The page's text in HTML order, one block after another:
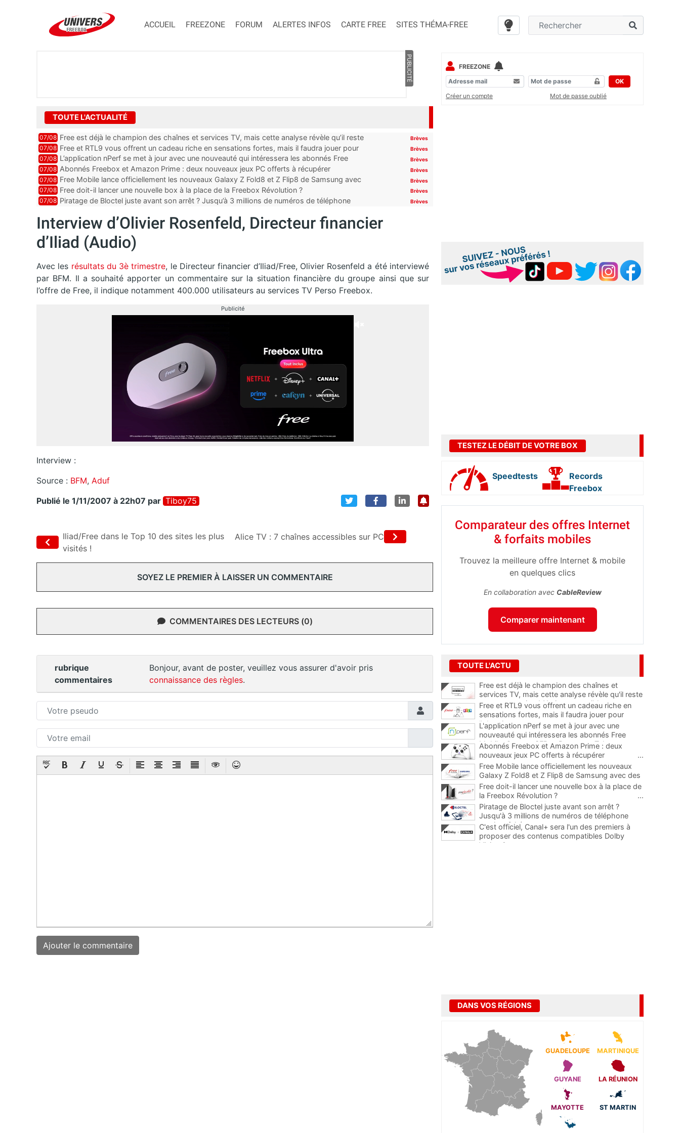
ACCUEIL FREEZONE FORUM ALERTES INFOS CARTE FREE SITES THÉMA-FREE
PUBLICITÉ
TOUTE L'ACTUALITÉ
07/08 Free est déjà le champion des chaînes et services TV, mais cette analyse révèle qu’il reste
encore au moin...
Brèves
07/08 Free et RTL9 vous offrent un cadeau riche en sensations fortes, mais il faudra jouer pour
l’obtenir
Brèves
07/08 L’application nPerf se met à jour avec une nouveauté qui intéressera les abonnés Free
Mobile, Orange, SFR ...
Brèves
07/08 Abonnés Freebox et Amazon Prime : deux nouveaux jeux PC offerts à récupérer Brèves
07/08 Free Mobile lance officiellement les nouveaux Galaxy Z Fold8 et Z Flip8 de Samsung avec
des promos et des cadeaux
Brèves
07/08 Free doit-il lancer une nouvelle box à la place de la Freebox Révolution ? Brèves
07/08 Piratage de Bloctel juste avant son arrêt ? Jusqu’à 3 millions de numéros de téléphone
Brèves
Interview d’Olivier Rosenfeld, Directeur financier
d’Iliad (Audio)
Avec les résultats du 3è trimestre, le Directeur financier d’Iliad/Free, Olivier Rosenfeld a été interviewé
par BFM. Il a souhaité apporter un commentaire sur la situation financière du groupe ainsi que sur
l’offre de Free, il indique notamment 400.000 utilisateurs au services TV Perso Freebox.
Publicité
Interview :
Source : BFM, Aduf
Publié le 1/11/2007 à 22h07 par Tiboy75
Iliad/Free dans le Top 10 des sites les plus
visités !
Alice TV : 7 chaînes accessibles sur PC
SOYEZ LE PREMIER À LAISSER UN COMMENTAIRE
COMMENTAIRES DES LECTEURS (0)
rubrique
commentaires
Bonjour, avant de poster, veuillez vous assurer d'avoir pris
connaissance des règles.
FREEZONE
OK
Créer un compte
Mot de passe oublié
TESTEZ LE DÉBIT DE VOTRE BOX
Speedtests
Records
Freebox
Comparateur des offres Internet
& forfaits mobiles
Trouvez la meilleure offre Internet & mobile
en quelques clics
En collaboration avec CableReview
Comparer maintenant
TOUTE L'ACTU
Free est déjà le champion des chaînes et
services TV, mais cette analyse révèle qu'il reste
encore au moins 141 ajouts possibles
Free et RTL9 vous offrent un cadeau riche en
sensations fortes, mais il faudra jouer pour
l'obtenir
L'application nPerf se met à jour avec une
nouveauté qui intéressera les abonnés Free
Mobile, Orange, SFR et Bouygues Telecom
Abonnés Freebox et Amazon Prime : deux
nouveaux jeux PC offerts à récupérer
...
Free Mobile lance officiellement les nouveaux
Galaxy Z Fold8 et Z Flip8 de Samsung avec des
promos et des cadeaux
...
Free doit-il lancer une nouvelle box à la place de
la Freebox Révolution ?
...
Piratage de Bloctel juste avant son arrêt ?
Jusqu'à 3 millions de numéros de téléphone
auraient fuité
C'est officiel, Canal+ sera l'un des premiers à
proposer des contenus compatibles Dolby
Vision 2
DANS VOS RÉGIONS
GUADELOUPE MARTINIQUE
GUYANE LA RÉUNION
MAYOTTE ST MARTIN